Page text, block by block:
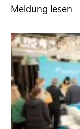
Fachlisten
Informationen
Schüler und
Projekte für
START.ING.
Programm
Wissenswertes
Wettbewerbe
Meldung lesen